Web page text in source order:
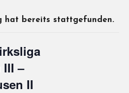
hat bereits stattgefunden.
III –
II